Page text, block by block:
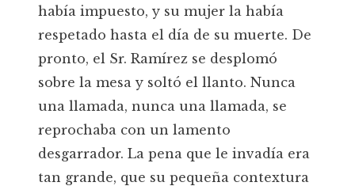
había impuesto, y su mujer la había
respetado hasta el día de su muerte. De
pronto, el Sr. Ramírez se desplomó
sobre la mesa y soltó el llanto. Nunca
una llamada, nunca una llamada, se
reprochaba con un lamento
desgarrador. La pena que le invadía era
tan grande, que su pequeña contextura